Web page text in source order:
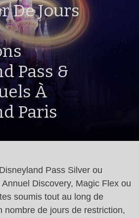
De Jours
Pass &
À
Paris
Pass Silver ou
Discovery, Magic Flex ou
soumis tout au long de
nombre de jours de restriction,